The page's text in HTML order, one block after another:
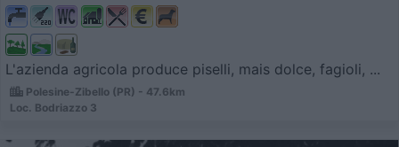
L'azienda agricola produce piselli, mais dolce, fagioli, ...
Polesine-Zibello (PR) - 47.6km
Loc. Bodriazzo 3